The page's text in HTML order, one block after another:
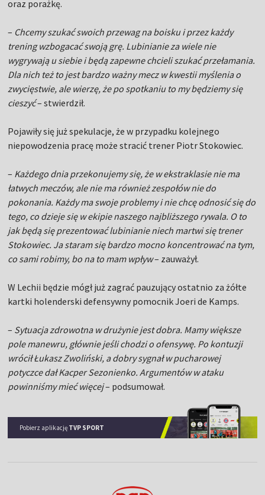
oraz porażkę.
– Chcemy szukać swoich przewag na boisku i przez każdy
trening wzbogacać swoją grę. Lubinianie za wiele nie
wygrywają u siebie i będą zapewne chcieli szukać przełamania.
Dla nich też to jest bardzo ważny mecz w kwestii myślenia o
zwycięstwie, ale wierzę, że po spotkaniu to my będziemy się
cieszyć– stwierdził.
Pojawiły się już spekulacje, że w przypadku kolejnego
niepowodzenia pracę może stracić trener Piotr Stokowiec.
– Każdego dnia przekonujemy się, że w ekstraklasie nie ma
łatwych meczów, ale nie ma również zespołów nie do
pokonania. Każdy ma swoje problemy i nie chcę odnosić się do
tego, co dzieje się w ekipie naszego najbliższego rywala. O to
jak będą się prezentować lubinianie niech martwi się trener
Stokowiec. Ja staram się bardzo mocno koncentrować na tym,
co sami robimy, bo na to mam wpływ– zauważył.
W Lechii będzie mógł już zagrać pauzujący ostatnio za żółte
kartki holenderski defensywny pomocnik Joeri de Kamps.
– Sytuacja zdrowotna w drużynie jest dobra. Mamy większe
pole manewru, głównie jeśli chodzi o ofensywę. Po kontuzji
wrócił Łukasz Zwoliński, a dobry sygnał w pucharowej
potyczce dał Kacper Sezonienko. Argumentów w ataku
powinniśmy mieć więcej– podsumował.
Pobierz aplikację TVP SPORT